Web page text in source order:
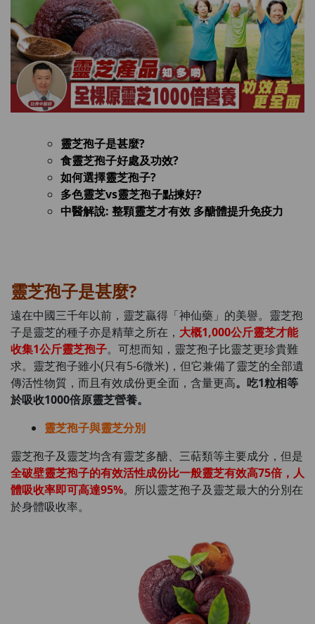
靈芝孢子是甚麼?
食靈芝孢子好處及功效?
如何選擇靈芝孢子?
多色靈芝vs靈芝孢子點揀好?
中醫解說: 整顆靈芝才有效 多醣體提升免疫力
靈芝孢子是甚麼?
遠在中國三千年以前，靈芝贏得「神仙藥」的美譽。靈芝孢
子是靈芝的種子亦是精華之所在， 大概1,000公斤靈芝才能
收集1公斤靈芝孢子。可想而知，靈芝孢子比靈芝更珍貴難
求。靈芝孢子雖小(只有5-6微米)，但它兼備了靈芝的全部遺
傳活性物質，而且有效成份更全面，含量更高。吃1粒相等
於吸收1000倍原靈芝營養。
靈芝孢子與靈芝分別
靈芝孢子及靈芝均含有靈芝多醣、三萜類等主要成分，但是
全破壁靈芝孢子的有效活性成份比一般靈芝有效高75倍，人
體吸收率即可高達95%。所以靈芝孢子及靈芝最大的分別在
於身體吸收率。